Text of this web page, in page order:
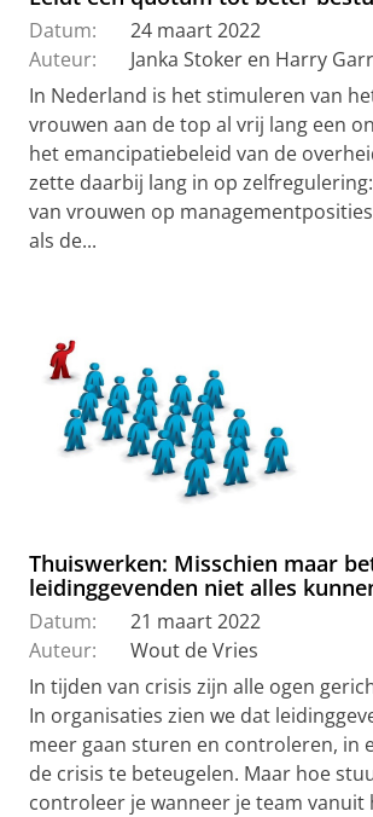
Datum:
24 maart 2022
Auteur:
Janka Stoker en Harry
In Nederland is het stimuleren van
vrouwen aan de top al vrij lang een
het emancipatiebeleid van de
zette daarbij lang in op
van vrouwen op
als de...
Thuiswerken: Misschien maar
leidinggevenden niet alles
Datum:
21 maart 2022
Auteur:
Wout de Vries
In tijden van crisis zijn alle ogen
In organisaties zien we dat
meer gaan sturen en controleren, in
de crisis te beteugelen. Maar hoe
controleer je wanneer je team vanuit